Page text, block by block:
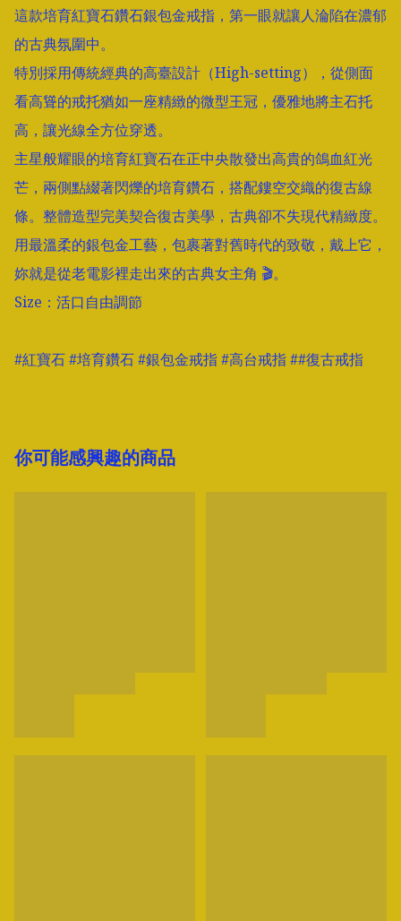
這款培育紅寶石鑽石銀包金戒指，第一眼就讓人淪陷在濃郁
的古典氛圍中。
特別採用傳統經典的高臺設計（High-setting），從側面
看高聳的戒托猶如一座精緻的微型王冠，優雅地將主石托
高，讓光線全方位穿透。
主星般耀眼的培育紅寶石在正中央散發出高貴的鴿血紅光
芒，兩側點綴著閃爍的培育鑽石，搭配鏤空交織的復古線
條。整體造型完美契合復古美學，古典卻不失現代精緻度。
用最溫柔的銀包金工藝，包裹著對舊時代的致敬，戴上它，
妳就是從老電影裡走出來的古典女主角 🎬。
Size：活口自由調節
#紅寶石 #培育鑽石 #銀包金戒指 #高台戒指 ##復古戒指
你可能感興趣的商品